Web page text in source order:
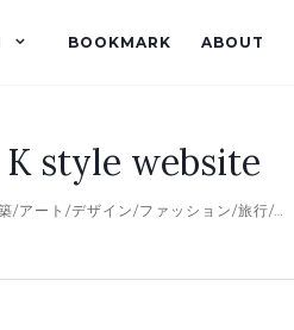
BOOKMARK ABOUT
K style website
/アート/デザイン/ファッション/旅行/…